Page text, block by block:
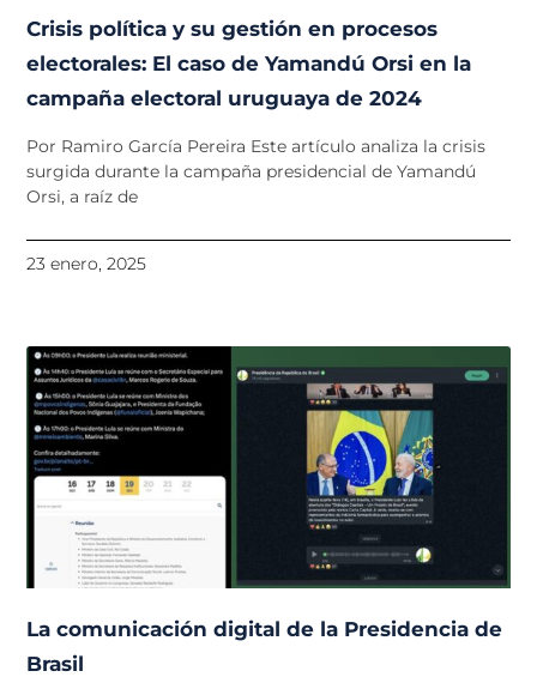
Crisis política y su gestión en procesos
electorales: El caso de Yamandú Orsi en la
campaña electoral uruguaya de 2024
Por Ramiro García Pereira Este artículo analiza la crisis
surgida durante la campaña presidencial de Yamandú
Orsi, a raíz de
23 enero, 2025
La comunicación digital de la Presidencia de
Brasil